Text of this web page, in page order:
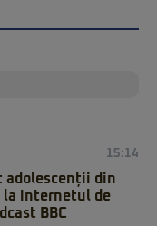
15:14
adolescenții din
la internetul de
BBC